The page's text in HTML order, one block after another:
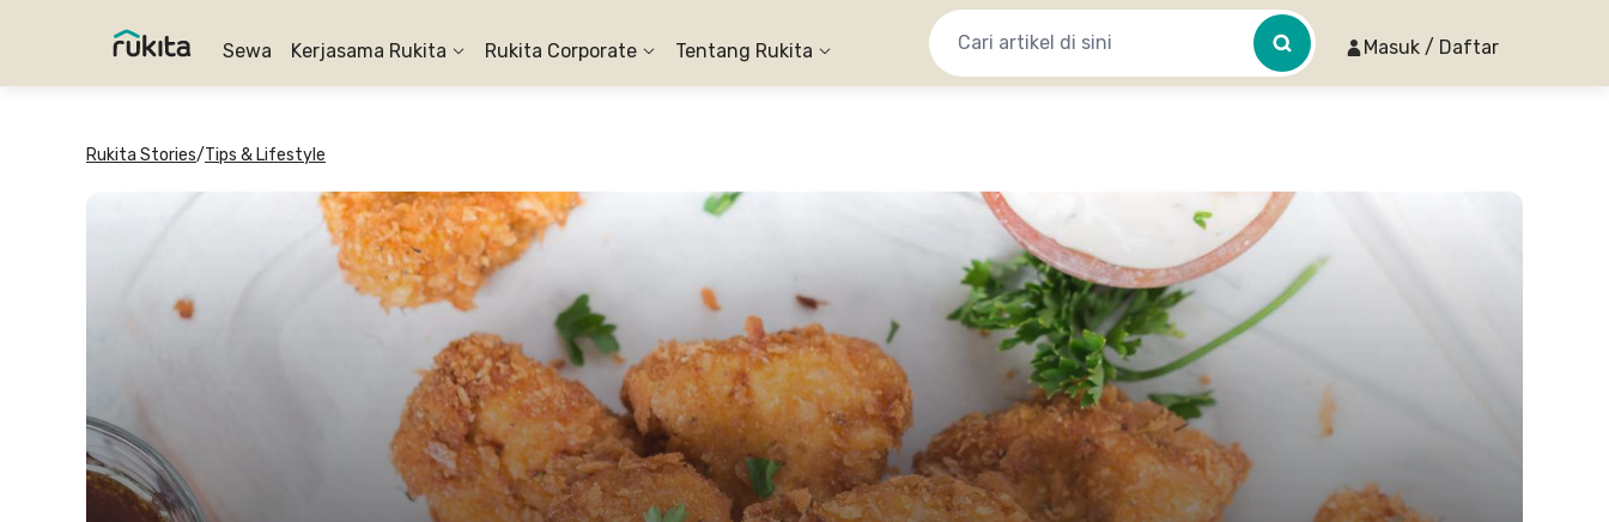
Sewa Kerjasama Rukita Rukita Corporate Tentang Rukita Masuk / Daftar
Rukita Stories/Tips & Lifestyle